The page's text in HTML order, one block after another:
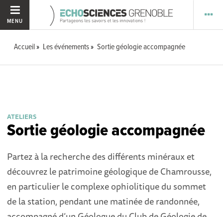
MENU
Accueil Les événements Sortie géologie accompagnée
ATELIERS
Sortie géologie accompagnée
Partez à la recherche des différents minéraux et
découvrez le patrimoine géologique de Chamrousse,
en particulier le complexe ophiolitique du sommet
de la station, pendant une matinée de randonnée,